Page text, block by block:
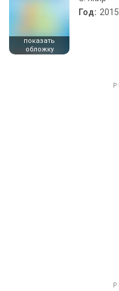
показать
обложку
Год: 2015